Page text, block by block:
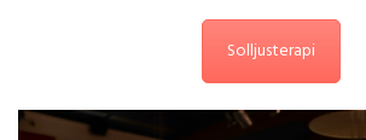
Solljusterapi